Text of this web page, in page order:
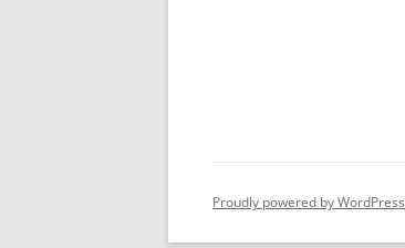
Proudly powered by WordPress